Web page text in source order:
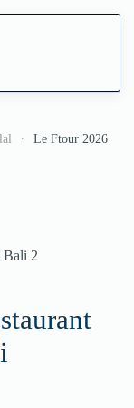
Le Ftour 2026